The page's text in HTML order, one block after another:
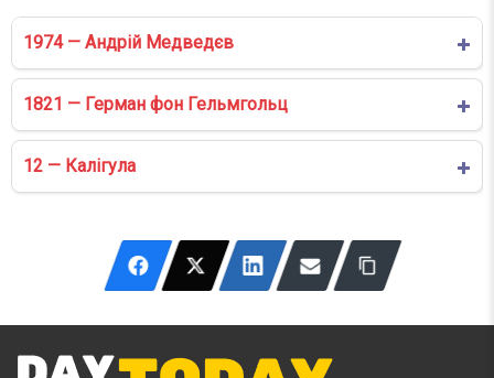
1974 — Андрій Медведєв
1821 — Герман фон Гельмгольц
12 — Калігула